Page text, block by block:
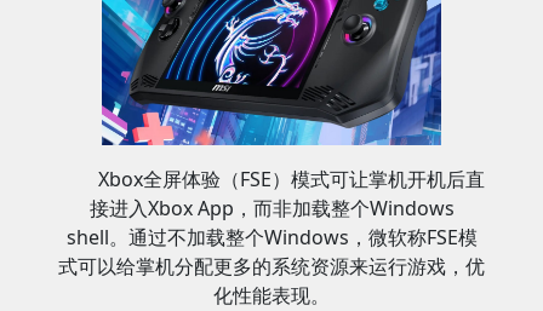
Xbox全屏体验（FSE）模式可让掌机开机后直
接进入Xbox App，而非加载整个Windows
shell。通过不加载整个Windows，微软称FSE模
式可以给掌机分配更多的系统资源来运行游戏，优
化性能表现。